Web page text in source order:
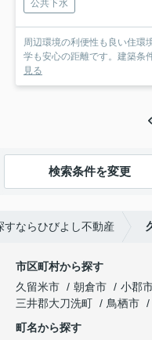
公共下水
周辺環境の利便性も良い住環
学も安心の距離です。建築条
見る
検索条件を変更
すならひびよし不動産
市区町村から探す
久留米市
朝倉市 小郡
三井郡大刀洗町
鳥栖市
町名から探す